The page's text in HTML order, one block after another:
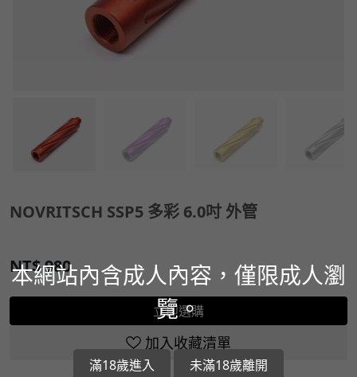
NOVRITSCH SSP5 多彩 6.0吋 外管
NT$980
立即選購
加入收藏清單
本網站內含成人內容，僅限成人瀏
覽。
滿18歲進入 未滿18歲離開